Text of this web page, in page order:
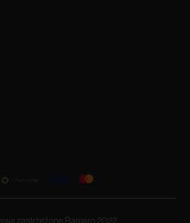
zastrzeżone Ramaro 2022